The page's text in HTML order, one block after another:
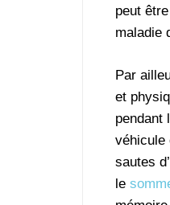
peut
maladie
Par
et
pendant
véhicule
sautes
le